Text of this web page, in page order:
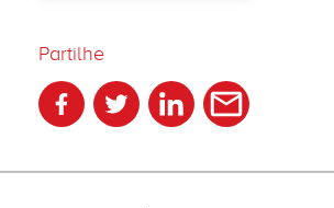
Partilhe